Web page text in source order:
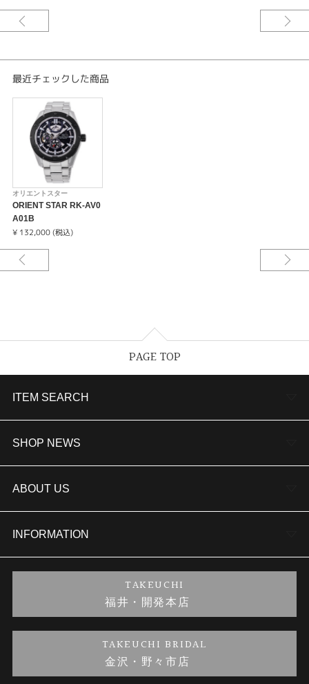
紹介文
計を作りたい。
最近チェックした商品
オリエントスター
ORIENT STAR RK-AV0
A01B
¥ 132,000 (税込)
PAGE TOP
ITEM SEARCH
婚約指輪
結婚指輪
セットリング
婚約ネックレス
金・プラチナのお取引
SHOP NEWS
TAKEUCHI BRIDAL金沢本店情報
商品一覧
ブランドリスト
金澤指輪工房｜手作りペアリング
金澤指輪工房｜手作り結婚指輪 and 婚約指輪
ABOUT US
会社概要
お客様の声
INFORMATION
プライバシーポリシー
TAKEUCHI
福井・開発本店
TAKEUCHI BRIDAL
金沢・野々市店